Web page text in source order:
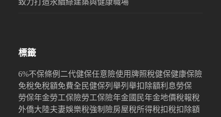
標籤
6%不保條例 二代健保任意險使用牌照稅健保健康保險
免稅免稅額免費全民健保列舉列舉扣除額利息勞保
勞保年金勞工保險勞工保險年金國民年金地價稅報稅
外僑大陸夫妻娛樂稅強制險房屋稅所得稅扣稅扣除額